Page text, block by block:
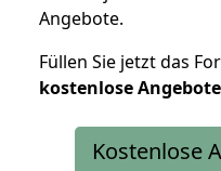
Angebote.
Füllen Sie jetzt das
kostenlose
Kostenlose